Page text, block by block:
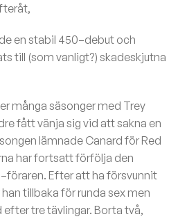
en stabil 450–debut och
till (som vanligt?) skadeskjutna
många säsonger med Trey
fått vänja sig vid att sakna en
lämnade Canard för Red
har fortsatt förfölja den
Efter att ha försvunnit
tillbaka för runda sex men
tre tävlingar. Borta två,